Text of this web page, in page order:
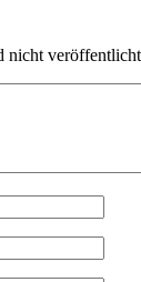
nicht